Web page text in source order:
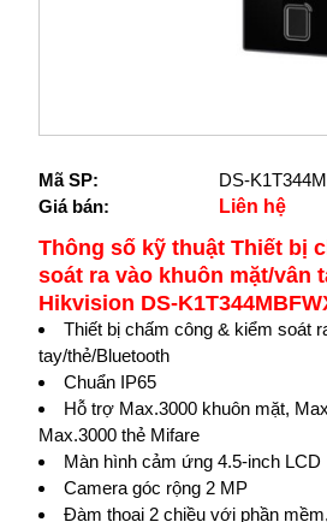
Mã SP:
DS-
Giá bán:
Liên hệ
Thông số kỹ thuật Thiết bị
soát ra vào khuôn mặt/vân
Hikvision DS-
Thiết bị chấm công & kiểm soát
tay/thẻ/Bluetooth
Chuẩn IP65
Hỗ trợ Max.3000 khuôn mặt,
Max.3000 thẻ Mifare
Màn hình cảm ứng 4.5-inch LCD
Camera góc rộng 2 MP
Đàm thoại 2 chiều với phần